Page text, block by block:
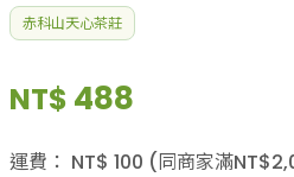
農業策略聯盟 送禮專區
優質水果
赤科山天心茶莊
NT$ 488
運費： NT$ 100 (同商家滿NT$